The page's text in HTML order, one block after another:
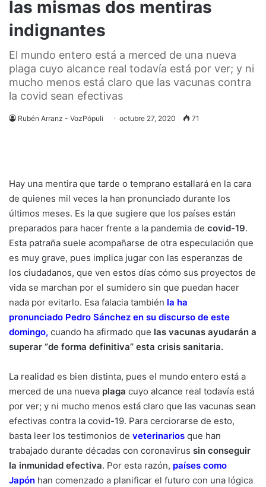
las mismas dos mentiras
indignantes
El mundo entero está a merced de una nueva
plaga cuyo alcance real todavía está por ver; y ni
mucho menos está claro que las vacunas contra
la covid sean efectivas
Rubén Arranz - VozPópuli octubre 27, 2020 71
Hay una mentira que tarde o temprano estallará en la cara
de quienes mil veces la han pronunciado durante los
últimos meses. Es la que sugiere que los países están
preparados para hacer frente a la pandemia de covid-19.
Esta patraña suele acompañarse de otra especulación que
es muy grave, pues implica jugar con las esperanzas de
los ciudadanos, que ven estos días cómo sus proyectos de
vida se marchan por el sumidero sin que puedan hacer
nada por evitarlo. Esa falacia también la ha
pronunciado Pedro Sánchez en su discurso de este
domingo, cuando ha afirmado que las vacunas ayudarán a
superar “de forma definitiva” esta crisis sanitaria.
La realidad es bien distinta, pues el mundo entero está a
merced de una nueva plaga cuyo alcance real todavía está
por ver; y ni mucho menos está claro que las vacunas sean
efectivas contra la covid-19. Para cerciorarse de esto,
basta leer los testimonios de veterinarios que han
trabajado durante décadas con coronavirus sin conseguir
la inmunidad efectiva. Por esta razón, países como
Japón han comenzado a planificar el futuro con una lógica